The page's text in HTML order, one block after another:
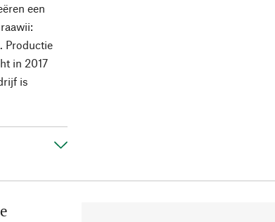
een
Productie
in 2017
is